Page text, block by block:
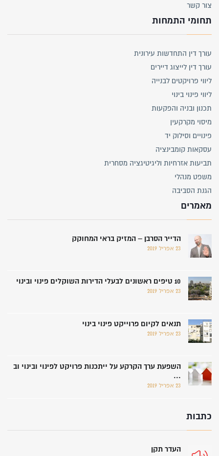
צור קשר
תחומי התמחות
עורך דין התחדשות עירונית
עורך דין לייצוג דיירים
ליווי פרויקטים לבנייה
ליווי פינוי בינוי
תכנון ובניה והפקעות
מיסוי מקרקעין
פינויים וסילוק יד
עסקאות קומבינציה
תביעות אזרחיות וליגיטיגציה מסחרית
משפט מנהלי
הגנת הסביבה
מאמרים
הדייר הסרבן – המזיק בראי המחוקק
23 אפריל 2019
10 טיפים ראשונים לבעלי הדירות השוקלים פינוי ובינוי
23 אפריל 2019
תנאים לקיום פרוייקט פינוי בינוי
23 אפריל 2019
השפעת ערך הקרקע על ייתכנות פרויקט לפינוי ובינוי וב
...
23 אפריל 2019
כתבות
העדר תקן